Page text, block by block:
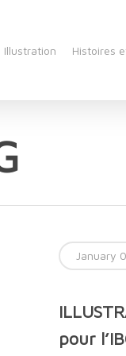
Illustration Histoires
January
pour